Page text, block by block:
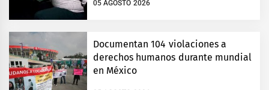
05 AGOSTO 2026
Documentan 104 violaciones a
derechos humanos durante mundial
en México